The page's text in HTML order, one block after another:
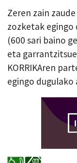
Zeren zain
zozketak egingo
(600 sari baino
eta
KORRIKAren
egingo dugulako